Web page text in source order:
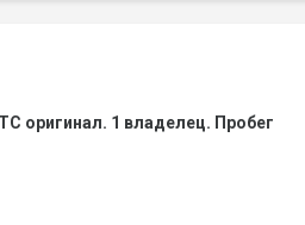
оригинал. 1 владелец. Пробег